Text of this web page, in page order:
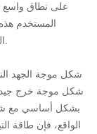
على نطاق واسع
المستخدم
شكل موجة خرج جيد
بشكل أساسي مع
الواقع، فإن طاقة